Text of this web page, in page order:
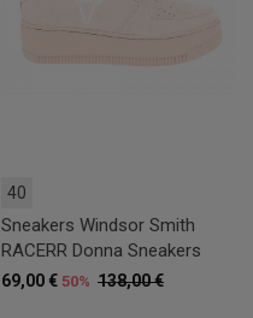
40
Sneakers Windsor Smith
RACERR Donna Sneakers
138,00 €
69,00 € 50%